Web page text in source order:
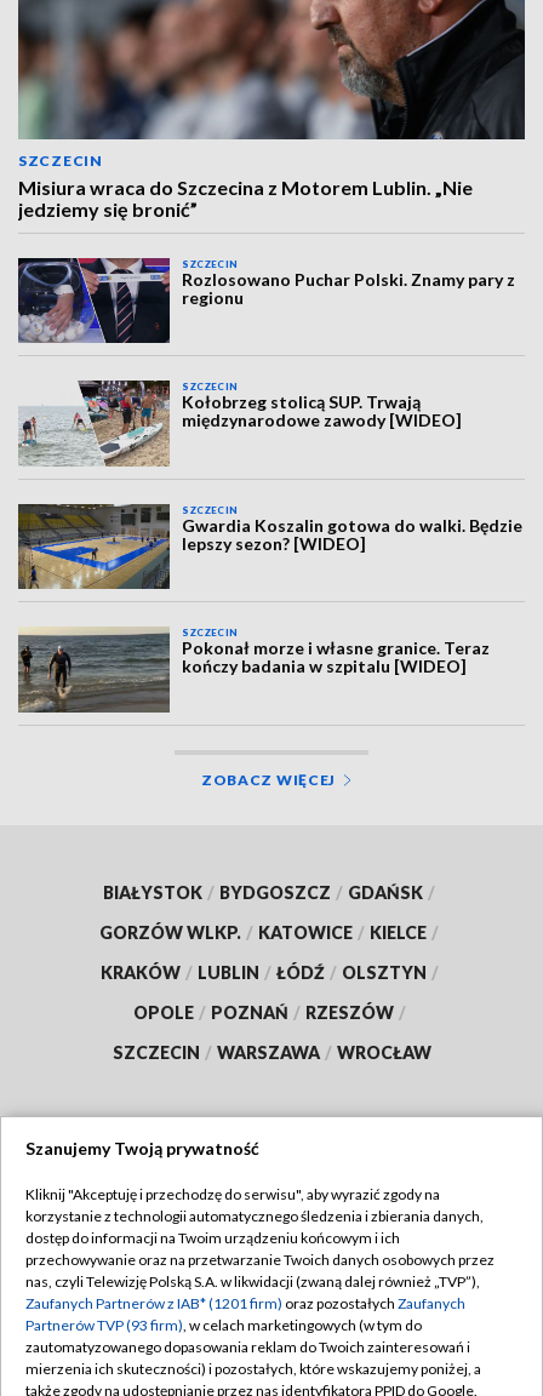
SZCZECIN
Misiura wraca do Szczecina z Motorem Lublin. „Nie
jedziemy się bronić”
SZCZECIN
Rozlosowano Puchar Polski. Znamy pary z
regionu
SZCZECIN
Kołobrzeg stolicą SUP. Trwają
międzynarodowe zawody [WIDEO]
SZCZECIN
Gwardia Koszalin gotowa do walki. Będzie
lepszy sezon? [WIDEO]
SZCZECIN
Pokonał morze i własne granice. Teraz
kończy badania w szpitalu [WIDEO]
ZOBACZ WIĘCEJ
BIAŁYSTOK / BYDGOSZCZ / GDAŃSK /
GORZÓW WLKP. / KATOWICE / KIELCE /
KRAKÓW / LUBLIN / ŁÓDŹ / OLSZTYN /
OPOLE / POZNAŃ / RZESZÓW /
SZCZECIN / WARSZAWA / WROCŁAW
TVP
Abonament TVP
Emisja w TVP
Centrum informacji TVP
Naziemna Telewizja Cyfrowa
Regulamin TVP
Polityka prywatności
Moje zgody
Pomoc
Szanujemy Twoją prywatność
Kliknij "Akceptuję i przechodzę do serwisu", aby wyrazić zgody na
korzystanie z technologii automatycznego śledzenia i zbierania danych,
dostęp do informacji na Twoim urządzeniu końcowym i ich
przechowywanie oraz na przetwarzanie Twoich danych osobowych przez
nas, czyli Telewizję Polską S.A. w likwidacji (zwaną dalej również „TVP”),
Zaufanych Partnerów z IAB* (1201 firm) oraz pozostałych Zaufanych
Partnerów TVP (93 firm), w celach marketingowych (w tym do
zautomatyzowanego dopasowania reklam do Twoich zainteresowań i
mierzenia ich skuteczności) i pozostałych, które wskazujemy poniżej, a
także zgody na udostępnianie przez nas identyfikatora PPID do Google.